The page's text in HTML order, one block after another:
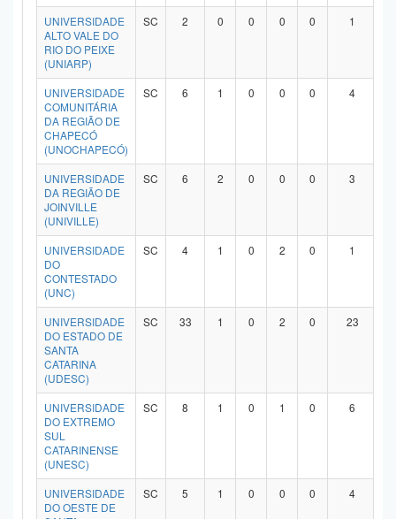
Planalto
UNIVERSIDADE
ALTO VALE DO
RIO DO PEIXE
(UNIARP)
SC 2 0 0 0 0 1
UNIVERSIDADE
COMUNITÁRIA
DA REGIÃO DE
CHAPECÓ
(UNOCHAPECÓ)
SC 6 1 0 0 0 4
UNIVERSIDADE
DA REGIÃO DE
JOINVILLE
(UNIVILLE)
SC 6 2 0 0 0 3
UNIVERSIDADE
DO
CONTESTADO
(UNC)
SC 4 1 0 2 0 1
UNIVERSIDADE
DO ESTADO DE
SANTA
CATARINA
(UDESC)
SC 33 1 0 2 0 23
UNIVERSIDADE
DO EXTREMO
SUL
CATARINENSE
(UNESC)
SC 8 1 0 1 0 6
UNIVERSIDADE
DO OESTE DE
SC 5 1 0 0 0 4